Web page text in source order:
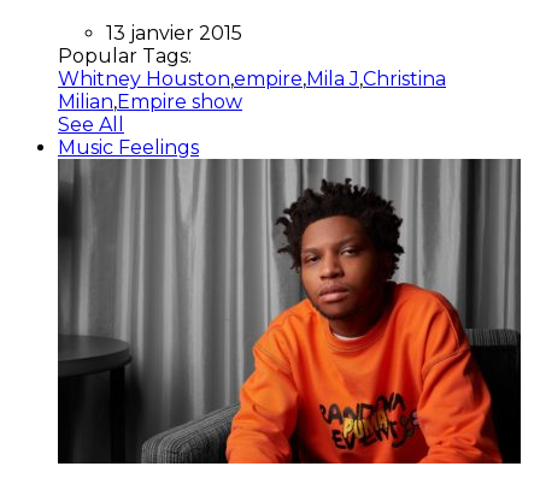
13 janvier 2015
Popular Tags:
Whitney Houston,empire,Mila J,Christina
Milian,Empire show
See All
Music Feelings